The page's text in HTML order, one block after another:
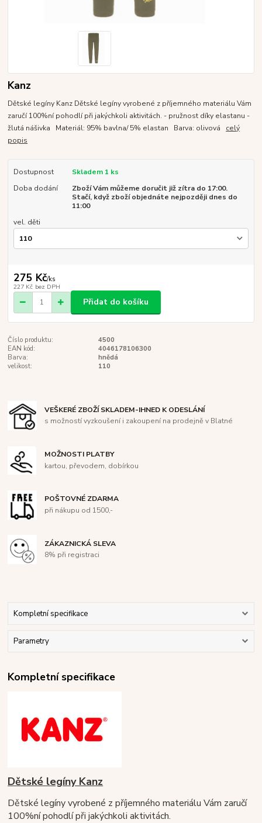
Kanz
Dětské legíny Kanz Dětské legíny vyrobené z příjemného materiálu Vám
zaručí 100%ní pohodlí při jakýchkoli aktivitách. - pružnost díky elastanu -
žlutá nášivka Materiál: 95% bavlna/ 5% elastan Barva: olivová celý
popis
Dostupnost
Skladem 1 ks
Doba dodání
Zboží Vám můžeme doručit již zítra do 17:00.
Stačí, když zboží objednáte nejpozději dnes do
11:00
vel. děti
275 Kč/ks
227 Kč bez DPH
Přidat do košíku
Číslo produktu:
4500
EAN kód:
4046178106300
Barva:
hnědá
velikost:
110
VEŠKERÉ ZBOŽÍ SKLADEM-IHNED K ODESLÁNÍ
s možností vyzkoušení i zakoupení na prodejně v Blatné
MOŽNOSTI PLATBY
kartou, převodem, dobírkou
POŠTOVNÉ ZDARMA
při nákupu od 1500,-
ZÁKAZNICKÁ SLEVA
8% při registraci
Kompletní specifikace
Parametry
Kompletní specifikace
Dětské legíny Kanz
Dětské legíny vyrobené z příjemného materiálu Vám zaručí
100%ní pohodlí přijakýchkoli aktivitách.